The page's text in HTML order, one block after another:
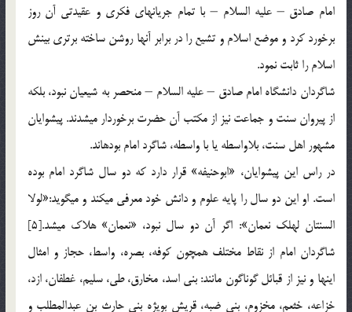
امام صادق – علیه السلام – با تمام جریانهای فكری و عقیدتی آن روز
برخورد كرد و موضع اسلام و تشیع را در برابر آنها روشن ساخته برتری بینش
اسلام را ثابت نمود.
شاگردان دانشگاه امام صادق – علیه السلام – منحصر به شیعیان نبود، بلكه
از پیروان سنت و جماعت نیز از مكتب آن حضرت برخوردار می‏شدند. پیشوایان
مشهور اهل سنت، بلاواسطه یا با واسطه، شاگرد امام بوده‏اند.
در راس این پیشوایان، «ابوحنیفه» قرار دارد كه دو سال شاگرد امام بوده
است. او این دو سال را پایه علوم و دانش خود معرفی می‏كند و می‏گوید:«لولا
السنتان لهلك نعمان»: اگر آن دو سال نبود، «نعمان» هلاك می‏شد.[5]
شاگردان امام از نقاط مختلف همچون كوفه، بصره، واسط، حجاز و امثال
اینها و نیز از قبائل گوناگون مانند: بنی اسد، مخارق، طی، سلیم، غطفان، ازد،
خزاعه، خثعم، مخزوم، بنی ضبه، قریش بویژه بنی حارث بن عبدالمطلب و